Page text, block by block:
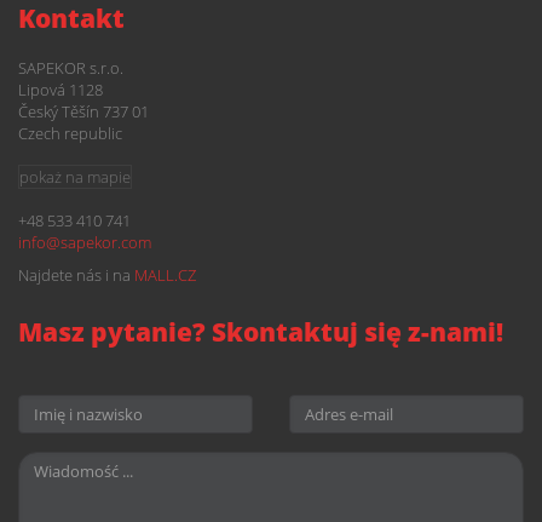
Kontakt
SAPEKOR s.r.o.
Lipová 1128
Český Těšín 737 01
Czech republic
pokaż na mapie
+48 533 410 741
info@sapekor.com
Najdete nás i na MALL.CZ
Masz pytanie? Skontaktuj się z-nami!